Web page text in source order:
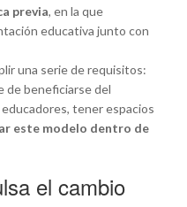
previa, en la que
educativa junto con
una serie de requisitos:
de beneficiarse del
tener espacios
este modelo dentro de
el cambio